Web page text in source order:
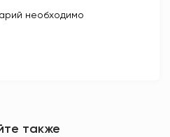
необходимо
также